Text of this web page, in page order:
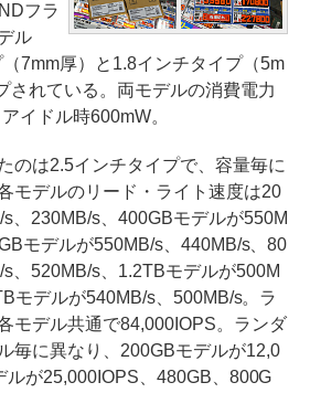
フラ
ル
7mm厚）と1.8インチタイプ（5m
されている。両モデルの消費電力
イドル時600mW。
のは2.5インチタイプで、容量毎に
モデルのリード・ライト速度は20
、230MB/s、400GBモデルが550M
モデルが550MB/s、440MB/s、80
、520MB/s、1.2TBモデルが500M
モデルが540MB/s、500MB/s。ラ
モデル共通で84,000IOPS。ランダ
毎に異なり、200GBモデルが12,0
ルが25,000IOPS、480GB、800G